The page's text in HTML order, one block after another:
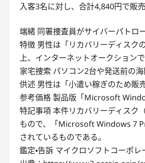
入客3名に対し、合計4,840円で販
端緒 同署捜査員がサイバーパトロ
特徴 男性は「リカバリーディスク
上、インターネットオークションで
家宅捜索 パソコン2台や発送前の
供述 男性は「小遣い稼ぎのため販
参考価格 製品版「Microsoft
特記事項 本件リカバリーディスク
もので、「Microsoft Windows 7
されているものである。
鑑定・告訴 マイクロソフトコーポ